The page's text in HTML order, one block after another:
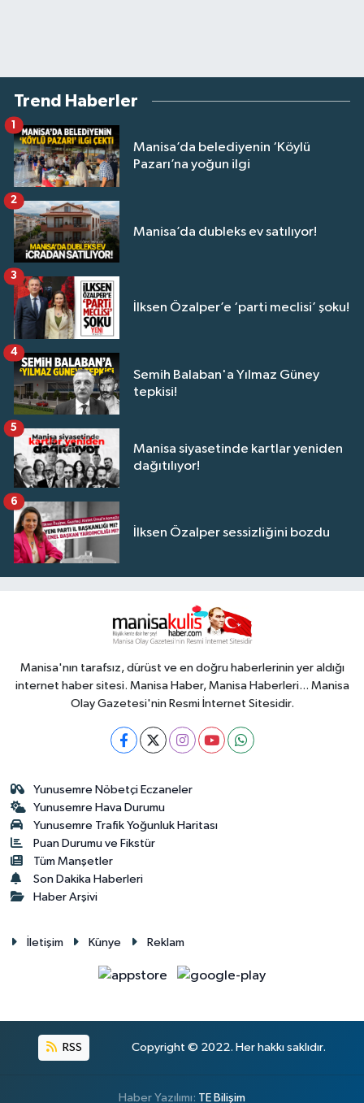
Trend Haberler
Manisa’da belediyenin ‘Köylü
Pazarı’na yoğun ilgi
1
Manisa’da dubleks ev satılıyor!
2
İlksen Özalper’e ‘parti meclisi’ şoku!
3
Semih Balaban'a Yılmaz Güney
tepkisi!
4
Manisa siyasetinde kartlar yeniden
dağıtılıyor!
5
İlksen Özalper sessizliğini bozdu
6
Manisa'nın tarafsız, dürüst ve en doğru haberlerinin yer aldığı
internet haber sitesi. Manisa Haber, Manisa Haberleri... Manisa
Olay Gazetesi'nin Resmi İnternet Sitesidir.
Yunusemre Nöbetçi Eczaneler
Yunusemre Hava Durumu
Yunusemre Trafik Yoğunluk Haritası
Puan Durumu ve Fikstür
Tüm Manşetler
Son Dakika Haberleri
Haber Arşivi
İletişim Künye Reklam
RSS Copyright © 2022. Her hakkı saklıdır.
Haber Yazılımı: TE Bilişim